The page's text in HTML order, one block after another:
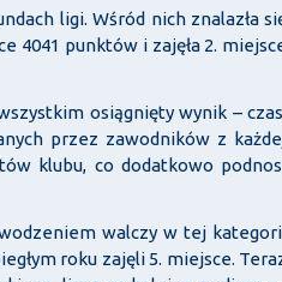
ligi. Wśród nich znalazła
4041 punktów i zajęła 2.
osiągnięty wynik –
przez zawodników z
klubu, co dodatkowo
walczy w tej
roku zajęli 5. miejsce.